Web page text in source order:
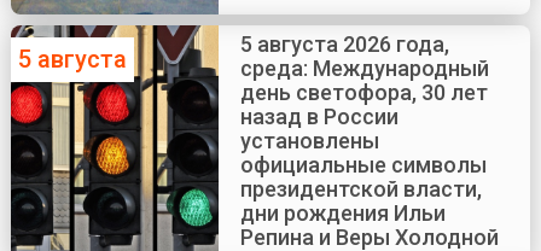
5 августа
5 августа 2026 года,
среда: Международный
день светофора, 30 лет
назад в России
установлены
официальные символы
президентской власти,
дни рождения Ильи
Репина и Веры Холодной